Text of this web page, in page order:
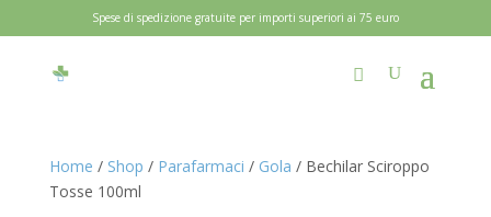
Spese di spedizione gratuite per importi superiori ai 75 euro
Home / Shop / Parafarmaci / Gola / Bechilar Sciroppo
Tosse 100ml